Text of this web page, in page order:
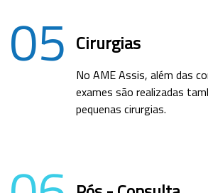
05 Cirurgias
No AME Assis, além das
exames são realizadas
pequenas cirurgias.